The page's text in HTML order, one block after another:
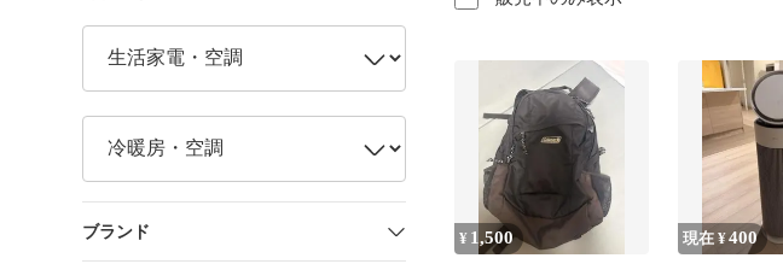
ブランド ¥ 1,500 現在 ¥400